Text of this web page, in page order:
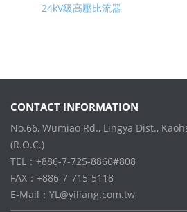
24kV級高壓比流器
CONTACT INFORMATION
No.66, Wumiao Rd., Lingya Dist.,
(R.O.C.)
TEL：+886-7-725-8866#808
FAX：+886-7-715-5118
E-Mail： YL@yiliang.com.tw